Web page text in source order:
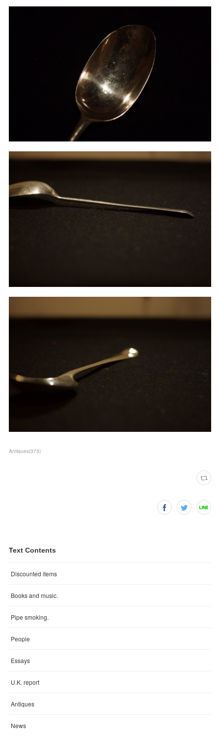
Antiques(373)
Text Contents
Discounted items
Books and music.
Pipe smoking.
People
Essays
U.K. report
Antiques
News